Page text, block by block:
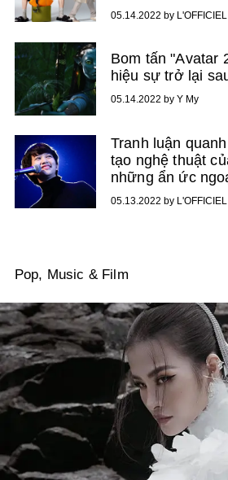
chờ đợi!
05.14.2022 by
Bom tấn "Avatar
hiệu sự trở lại
05.14.2022 by Y My
Tranh luận
tạo nghệ thuật
những ẩn ức
05.13.2022 by
Pop, Music & Film